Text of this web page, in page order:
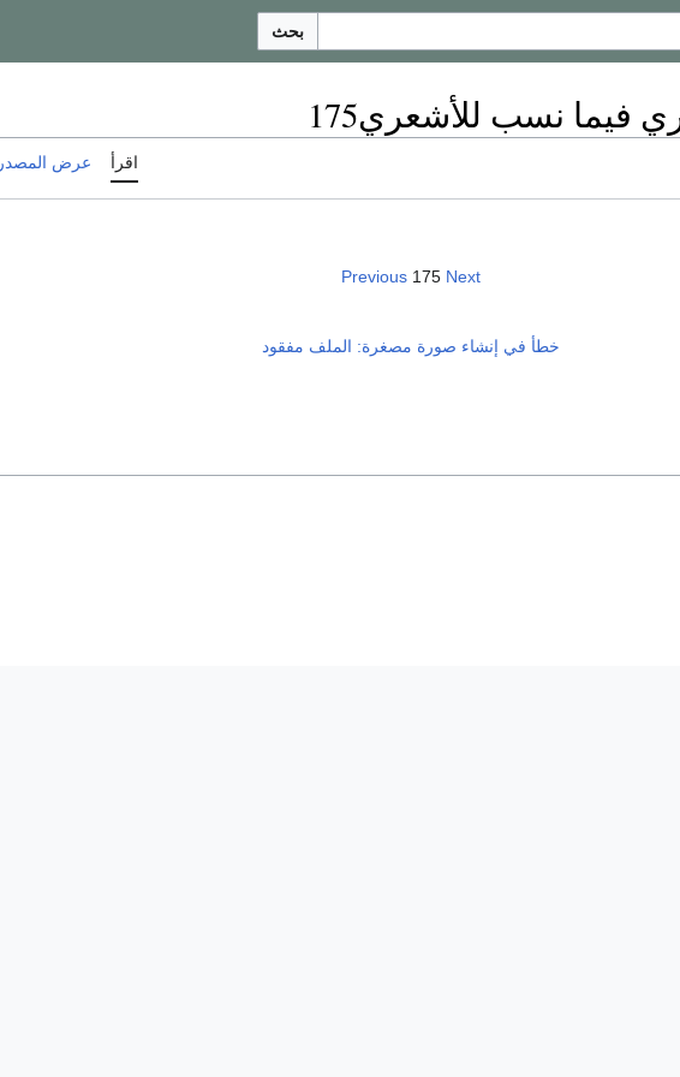
بحث
فيما نسب للأشعري175
اقرأ عرض المصدر
Previous 175 Next
خطأ في إنشاء صورة مصغرة: الملف مفقود